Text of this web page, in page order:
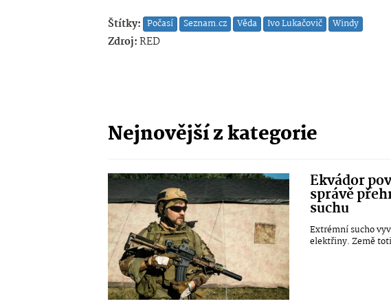
Štítky: Počasí Seznam.cz Věda Ivo Lukačovič Windy
Zdroj:RED
Nejnovější z kategorie
Ekvádor
správě
suchu
Extrémní sucho
elektřiny. Země